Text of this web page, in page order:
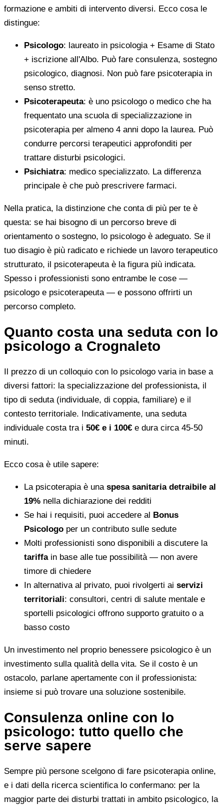
formazione e ambiti di intervento diversi. Ecco cosa le
distingue:
Psicologo: laureato in psicologia + Esame di Stato
+ iscrizione all'Albo. Può fare consulenza, sostegno
psicologico, diagnosi. Non può fare psicoterapia in
senso stretto.
Psicoterapeuta: è uno psicologo o medico che ha
frequentato una scuola di specializzazione in
psicoterapia per almeno 4 anni dopo la laurea. Può
condurre percorsi terapeutici approfonditi per
trattare disturbi psicologici.
Psichiatra: medico specializzato. La differenza
principale è che può prescrivere farmaci.
Nella pratica, la distinzione che conta di più per te è
questa: se hai bisogno di un percorso breve di
orientamento o sostegno, lo psicologo è adeguato. Se il
tuo disagio è più radicato e richiede un lavoro terapeutico
strutturato, il psicoterapeuta è la figura più indicata.
Spesso i professionisti sono entrambe le cose —
psicologo e psicoterapeuta — e possono offrirti un
percorso completo.
Quanto costa una seduta con lo
psicologo a Crognaleto
Il prezzo di un colloquio con lo psicologo varia in base a
diversi fattori: la specializzazione del professionista, il
tipo di seduta (individuale, di coppia, familiare) e il
contesto territoriale. Indicativamente, una seduta
individuale costa tra i 50€ e i 100€ e dura circa 45-50
minuti.
Ecco cosa è utile sapere:
La psicoterapia è una spesa sanitaria detraibile al
19% nella dichiarazione dei redditi
Se hai i requisiti, puoi accedere al Bonus
Psicologo per un contributo sulle sedute
Molti professionisti sono disponibili a discutere la
tariffain base alle tue possibilità — non avere
timore di chiedere
In alternativa al privato, puoi rivolgerti ai servizi
territoriali: consultori, centri di salute mentale e
sportelli psicologici offrono supporto gratuito o a
basso costo
Un investimento nel proprio benessere psicologico è un
investimento sulla qualità della vita. Se il costo è un
ostacolo, parlane apertamente con il professionista:
insieme si può trovare una soluzione sostenibile.
Consulenza online con lo
psicologo: tutto quello che
serve sapere
Sempre più persone scelgono di fare psicoterapia online,
e i dati della ricerca scientifica lo confermano: per la
maggior parte dei disturbi trattati in ambito psicologico, la